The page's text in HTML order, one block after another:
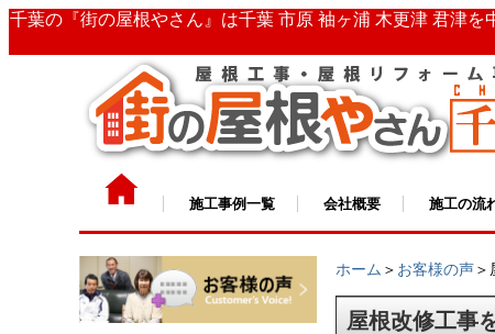
千葉の『街の屋根やさん』は千葉 市原 袖ヶ浦 木更津 君津
施工事例一覧 会社概要 施工の流
ホーム ＞ お客様の声
屋根改修工事